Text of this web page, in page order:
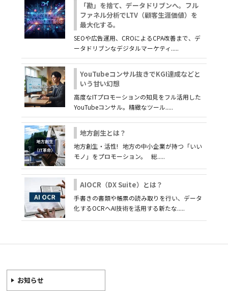
「勘」を捨て、データドリブンへ。フル
ファネル分析でLTV（顧客生涯価値）を
最大化する。
SEOや広告運用、CROによるCPA改善まで、デ
ータドリブンなデジタルマーケティ.....
YouTubeコンサル抜きでKGI達成などと
いう甘い幻想
高度なITプロモーションの知見をフル活用した
YouTubeコンサル。精緻なツール.....
地方創生とは？
地方創生・活性! 地方の中小企業が持つ「いい
モノ」をプロモーション。 総.....
AIOCR（DX Suite）とは？
手書きの書類や帳票の読み取りを行い、データ
化するOCRへAI技術を活用する新たな.....
お知らせ